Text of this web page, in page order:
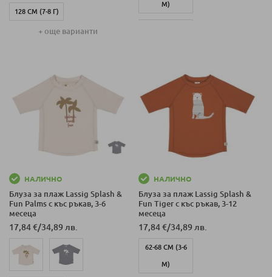
128 СМ (7-8 Г)
138 СМ (8-10 Г)
+ още варианти
М)
НАЛИЧНО
Блуза за плаж Lassig Splash &
Fun Palms с къс ръкав, 3-6
месеца
17,84 €/34,89 лв.
НАЛИЧНО
Блуза за плаж Lassig Splash &
Fun Tiger с къс ръкав, 3-12
месеца
17,84 €/34,89 лв.
62-68 СМ (3-6
М)